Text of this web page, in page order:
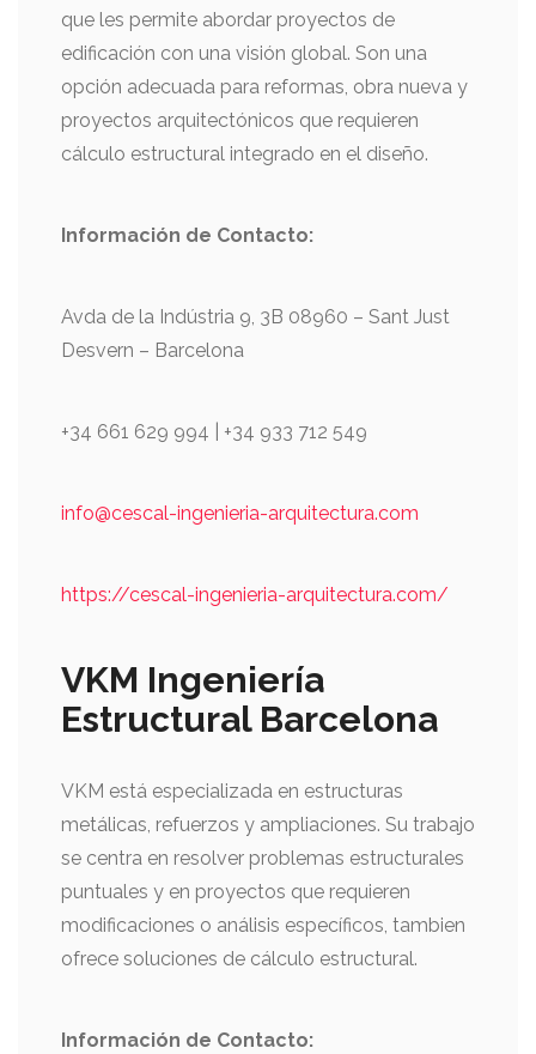
que les permite abordar proyectos de
edificación con una visión global. Son una
opción adecuada para reformas, obra nueva y
proyectos arquitectónicos que requieren
cálculo estructural integrado en el diseño.
Información de Contacto:
Avda de la Indústria 9, 3B 08960 – Sant Just
Desvern – Barcelona
+34 661 629 994 | +34 933 712 549
info@cescal-ingenieria-arquitectura.com
https://cescal-ingenieria-arquitectura.com/
VKM Ingeniería
Estructural Barcelona
VKM está especializada en estructuras
metálicas, refuerzos y ampliaciones. Su trabajo
se centra en resolver problemas estructurales
puntuales y en proyectos que requieren
modificaciones o análisis específicos, tambien
ofrece soluciones de cálculo estructural.
Información de Contacto: